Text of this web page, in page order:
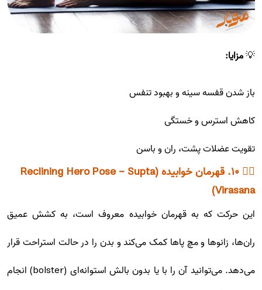
💡مزایا:
باز شدن قفسه سینه و بهبود تنفس
کاهش استرس و خستگی
تقویت عضلات پشت، ران و باسن
🧘‍♂️ ۱۰. قهرمان خوابیده (Reclining Hero Pose - Supta
Virasana)
این حرکت که به قهرمان خوابیده معروف است، به کشش عمیق
ران‌ها، زانوها و مچ پاها کمک می‌کند و بدن را در حالت استراحت قرار
می‌دهد. می‌توانید آن را با یا بدون بالش استوانه‌ای (bolster) انجام